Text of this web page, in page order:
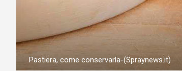
Pastiera, come conservarla-(Spraynews.it)